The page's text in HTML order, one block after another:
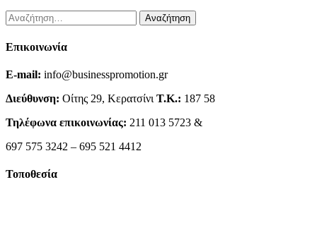
Αναζήτηση
για:
Επικοινωνία
E-mail: info@businesspromotion.gr
Διεύθυνση: Οίτης 29, Κερατσίνι Τ.Κ.: 187 58
Τηλέφωνα επικοινωνίας: 211 013 5723 &
697 575 3242 – 695 521 4412
Τοποθεσία